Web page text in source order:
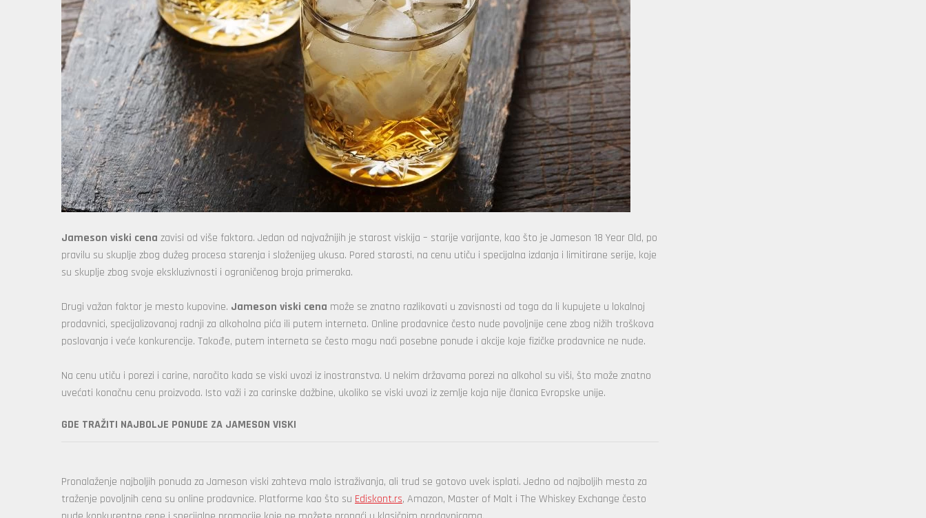
Jameson viski cena zavisi od više faktora. Jedan od najvažnijih je starost viskija – starije varijante, kao što je Jameson 18 Year Old, po
pravilu su skuplje zbog dužeg procesa starenja i složenijeg ukusa. Pored starosti, na cenu utiču i specijalna izdanja i limitirane serije, koje
su skuplje zbog svoje ekskluzivnosti i ograničenog broja primeraka.
Drugi važan faktor je mesto kupovine. Jameson viski cena može se znatno razlikovati u zavisnosti od toga da li kupujete u lokalnoj
prodavnici, specijalizovanoj radnji za alkoholna pića ili putem interneta. Online prodavnice često nude povoljnije cene zbog nižih troškova
poslovanja i veće konkurencije. Takođe, putem interneta se često mogu naći posebne ponude i akcije koje fizičke prodavnice ne nude.
Na cenu utiču i porezi i carine, naročito kada se viski uvozi iz inostranstva. U nekim državama porezi na alkohol su viši, što može znatno
uvećati konačnu cenu proizvoda. Isto važi i za carinske dažbine, ukoliko se viski uvozi iz zemlje koja nije članica Evropske unije.
GDE TRAŽITI NAJBOLJE PONUDE ZA JAMESON VISKI
Pronalaženje najboljih ponuda za Jameson viski zahteva malo istraživanja, ali trud se gotovo uvek isplati. Jedno od najboljih mesta za
traženje povoljnih cena su online prodavnice. Platforme kao što su Ediskont.rs, Amazon, Master of Malt i The Whiskey Exchange često